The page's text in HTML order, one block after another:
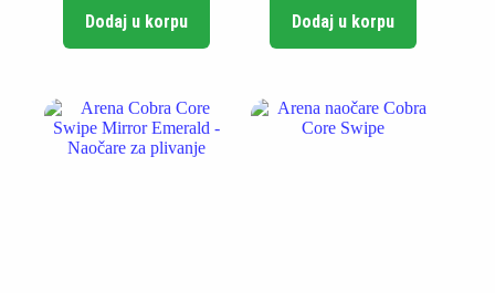
je
je:
5.499,00 RSD.
Dodaj u korpu
je
je:
5.499,00 RSD.
Dodaj u korpu